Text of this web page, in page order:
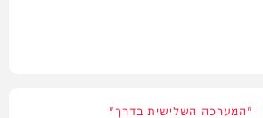
"המערכה השלישית בדרך"